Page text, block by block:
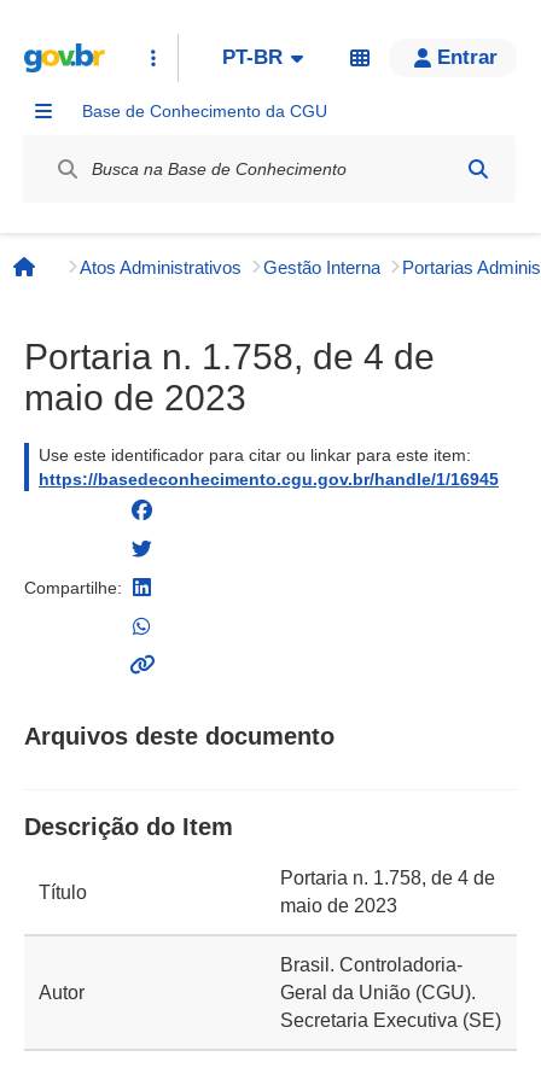
PT-BR Entrar
Base de Conhecimento da CGU
Página inicial
Atos Administrativos Gestão Interna
Portaria n. 1.758, de 4 de
maio de 2023
Use este identificador para citar ou linkar para este item:
https://basedeconhecimento.cgu.gov.br/handle/1/16945
Compartilhe:
Arquivos deste documento
Descrição do Item
Título
Portaria n. 1.758, de 4 de
maio de 2023
Autor
Brasil. Controladoria-
Geral da União (CGU).
Secretaria Executiva (SE)